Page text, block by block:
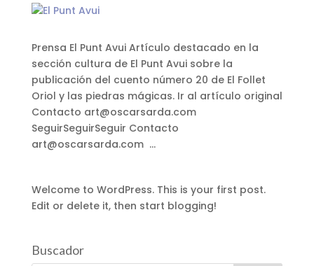
Prensa El Punt Avui Artículo destacado en la
sección cultura de El Punt Avui sobre la
publicación del cuento número 20 de El Follet
Oriol y las piedras mágicas. Ir al artículo original
Contacto art@oscarsarda.com
SeguirSeguirSeguir Contacto
art@oscarsarda.com ...
Welcome to WordPress. This is your first post.
Edit or delete it, then start blogging!
Buscador